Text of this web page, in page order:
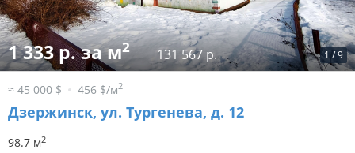
1 /9
1 333 р. за м2 131 567 р.
≈ 45 000 $ 456 $/м2
Дзержинск, ул. Тургенева, д. 12
98.7 м2